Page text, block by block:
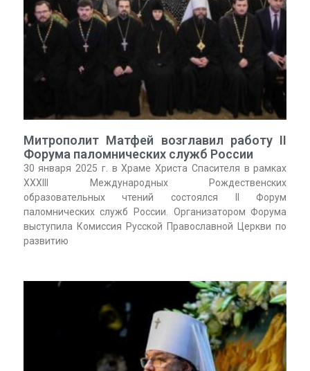
Митрополит Матфей возглавил работу II
Форума паломнических служб России
30 января 2025 г. в Храме Христа Спасителя в рамках
XXXIII Международных Рождественских
образовательных чтений состоялся II Форум
паломнических служб России. Организатором Форума
выступила Комиссия Русской Православной Церкви по
развитию